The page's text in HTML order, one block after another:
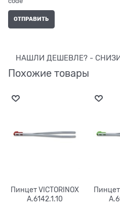
НАШЛИ ДЕШЕВЛЕ? -
Похожие товары
Пинцет VICTORINOX
A.6142.1.10
Пинцет